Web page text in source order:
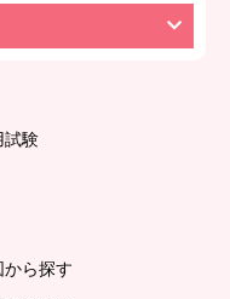
試験
から探す